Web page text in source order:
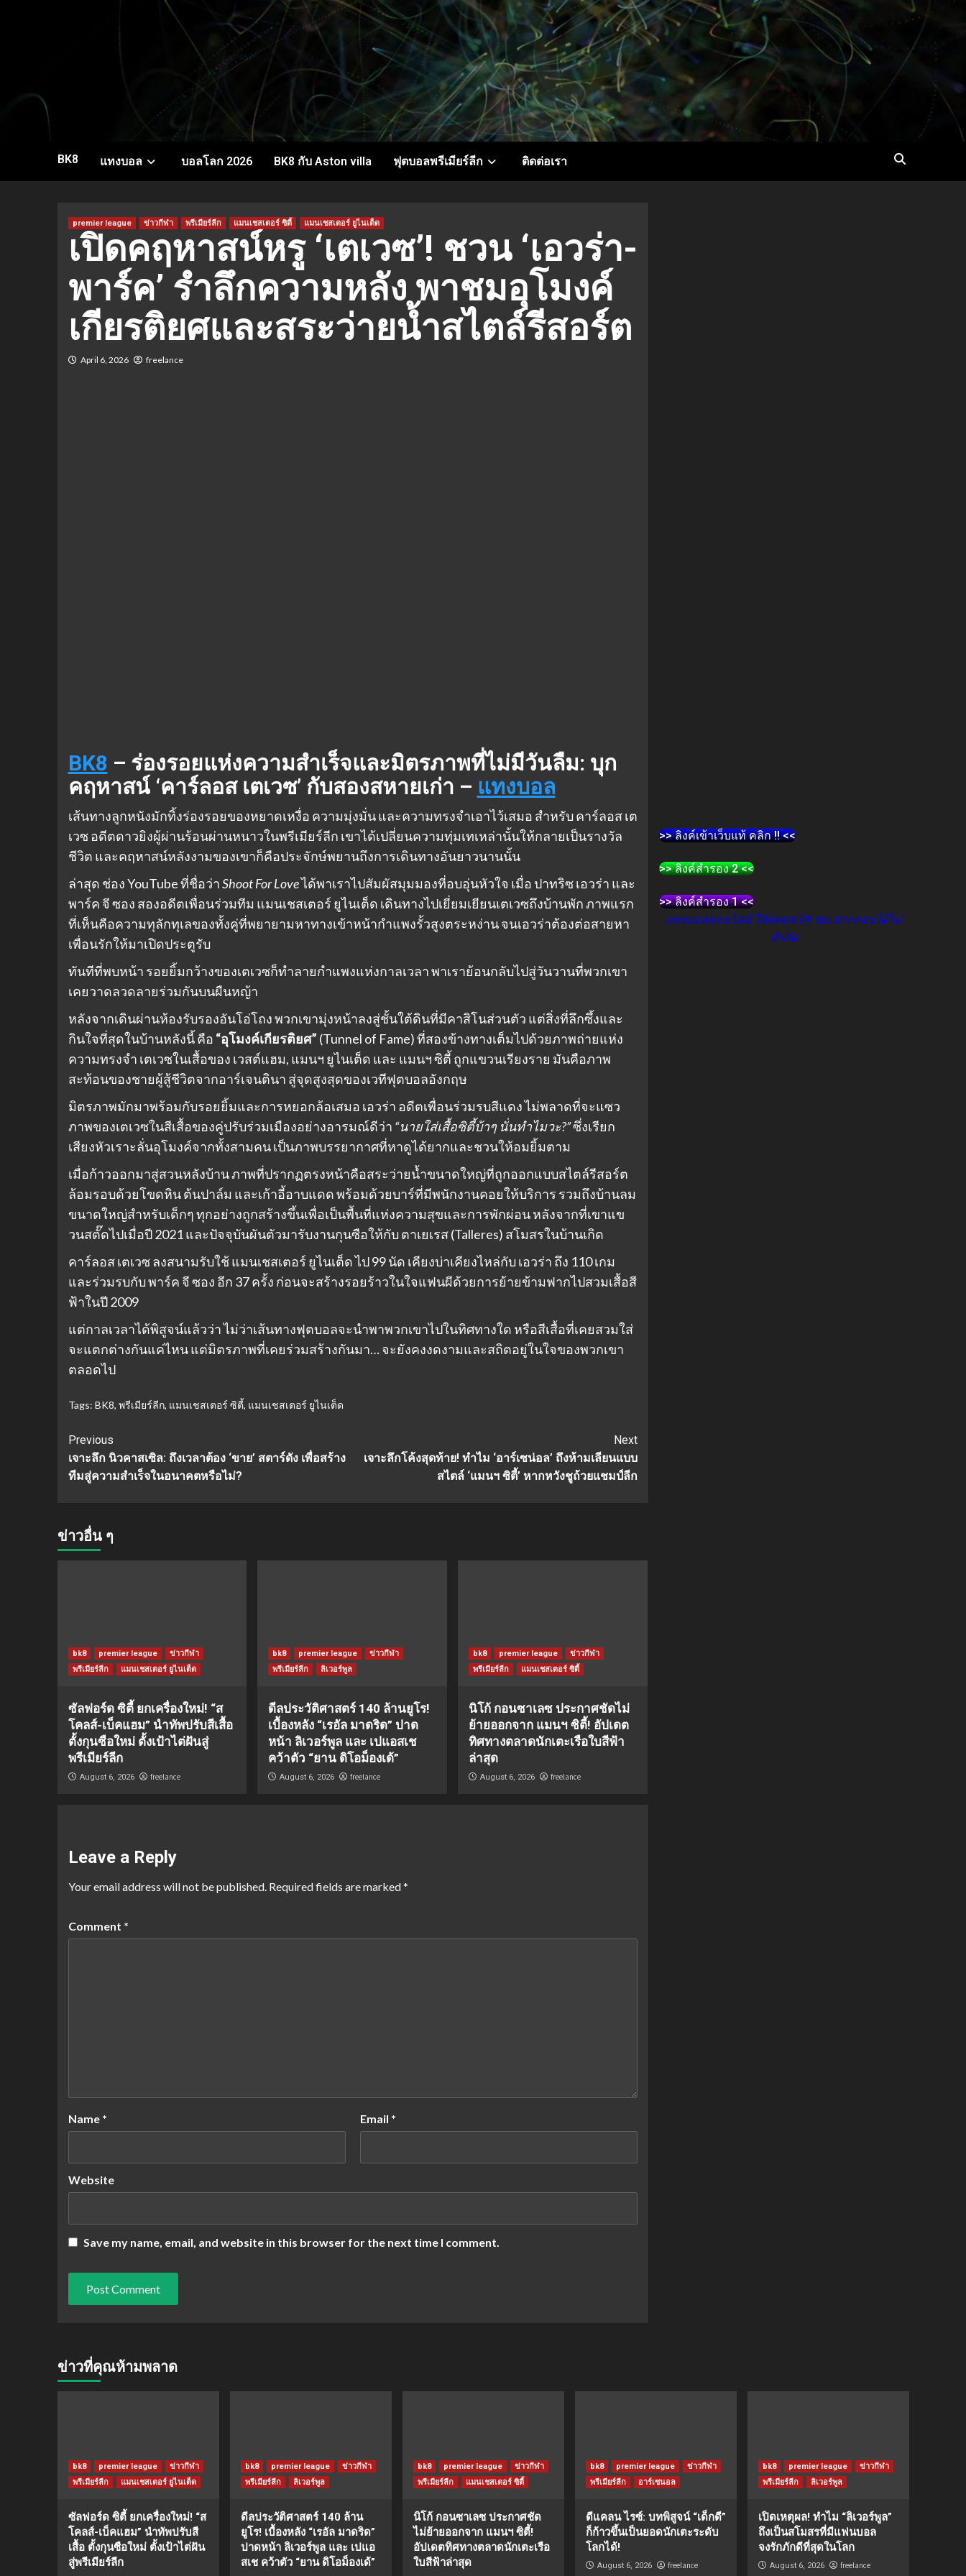
BK8 แทงบอล บอลโลก 2026 BK8 กับ Aston villa ฟุตบอลพรีเมียร์ลีก ติดต่อเรา
premier league ข่าวกีฬา พรีเมียร์ลีก แมนเชสเตอร์ ซิตี้ แมนเชสเตอร์ ยูไนเต็ด
เปิดคฤหาสน์หรู ‘เตเวซ’! ชวน ‘เอวร่า-
พาร์ค’ รำลึกความหลัง พาชมอุโมงค์
เกียรติยศและสระว่ายน้ำสไตล์รีสอร์ต
April 6, 2026 freelance
BK8 – ร่องรอยแห่งความสำเร็จและมิตรภาพที่ไม่มีวันลืม: บุก
คฤหาสน์ ‘คาร์ลอส เตเวซ’ กับสองสหายเก่า – แทงบอล
เส้นทางลูกหนังมักทิ้งร่องรอยของหยาดเหงื่อ ความมุ่งมั่น และความทรงจำเอาไว้เสมอ สำหรับ คาร์ลอส เต
เวซ อดีตดาวยิงผู้ผ่านร้อนผ่านหนาวในพรีเมียร์ลีก เขาได้เปลี่ยนความทุ่มเทเหล่านั้นให้กลายเป็นรางวัล
ชีวิต และคฤหาสน์หลังงามของเขาก็คือประจักษ์พยานถึงการเดินทางอันยาวนานนั้น
ล่าสุด ช่อง YouTube ที่ชื่อว่าShoot For Loveได้พาเราไปสัมผัสมุมมองที่อบอุ่นหัวใจ เมื่อ ปาทริซ เอวร่า และ
พาร์ค จี ซอง สองอดีตเพื่อนร่วมทีม แมนเชสเตอร์ ยูไนเต็ด เดินทางไปเยี่ยมเยียนเตเวซถึงบ้านพัก ภาพแรก
ที่เห็นคือความทุลักทุเลของทั้งคู่ที่พยายามหาทางเข้าหน้ากำแพงรั้วสูงตระหง่าน จนเอวร่าต้องต่อสายหา
เพื่อนรักให้มาเปิดประตูรับ
ทันทีที่พบหน้า รอยยิ้มกว้างของเตเวซก็ทำลายกำแพงแห่งกาลเวลา พาเราย้อนกลับไปสู่วันวานที่พวกเขา
เคยวาดลวดลายร่วมกันบนผืนหญ้า
หลังจากเดินผ่านห้องรับรองอันโอ่โถง พวกเขามุ่งหน้าลงสู่ชั้นใต้ดินที่มีคาสิโนส่วนตัว แต่สิ่งที่ลึกซึ้งและ
กินใจที่สุดในบ้านหลังนี้ คือ “อุโมงค์เกียรติยศ” (Tunnel of Fame) ที่สองข้างทางเต็มไปด้วยภาพถ่ายแห่ง
ความทรงจำ เตเวซในเสื้อของ เวสต์แฮม, แมนฯ ยูไนเต็ด และ แมนฯ ซิตี้ ถูกแขวนเรียงราย มันคือภาพ
สะท้อนของชายผู้สู้ชีวิตจากอาร์เจนตินา สู่จุดสูงสุดของเวทีฟุตบอลอังกฤษ
มิตรภาพมักมาพร้อมกับรอยยิ้มและการหยอกล้อเสมอ เอวร่า อดีตเพื่อนร่วมรบสีแดง ไม่พลาดที่จะแซว
ภาพของเตเวซในสีเสื้อของคู่ปรับร่วมเมืองอย่างอารมณ์ดีว่า “นายใส่เสื้อซิตี้บ้าๆ นั่นทำไมวะ?”ซึ่งเรียก
เสียงหัวเราะลั่นอุโมงค์จากทั้งสามคน เป็นภาพบรรยากาศที่หาดูได้ยากและชวนให้อมยิ้มตาม
เมื่อก้าวออกมาสู่สวนหลังบ้าน ภาพที่ปรากฏตรงหน้าคือสระว่ายน้ำขนาดใหญ่ที่ถูกออกแบบสไตล์รีสอร์ต
ล้อมรอบด้วยโขดหิน ต้นปาล์ม และเก้าอี้อาบแดด พร้อมด้วยบาร์ที่มีพนักงานคอยให้บริการ รวมถึงบ้านลม
ขนาดใหญ่สำหรับเด็กๆ ทุกอย่างถูกสร้างขึ้นเพื่อเป็นพื้นที่แห่งความสุขและการพักผ่อน หลังจากที่เขาแข
วนสตั๊ดไปเมื่อปี 2021 และปัจจุบันผันตัวมารับงานกุนซือให้กับ ตาเยเรส (Talleres) สโมสรในบ้านเกิด
คาร์ลอส เตเวซ ลงสนามรับใช้ แมนเชสเตอร์ ยูไนเต็ด ไป 99 นัด เคียงบ่าเคียงไหล่กับ เอวร่า ถึง 110 เกม
และร่วมรบกับ พาร์ค จี ซอง อีก 37 ครั้ง ก่อนจะสร้างรอยร้าวในใจแฟนผีด้วยการย้ายข้ามฟากไปสวมเสื้อสี
ฟ้าในปี 2009
แต่กาลเวลาได้พิสูจน์แล้วว่า ไม่ว่าเส้นทางฟุตบอลจะนำพาพวกเขาไปในทิศทางใด หรือสีเสื้อที่เคยสวมใส่
จะแตกต่างกันแค่ไหน แต่มิตรภาพที่เคยร่วมสร้างกันมา… จะยังคงงดงามและสถิตอยู่ในใจของพวกเขา
ตลอดไป
Tags: BK8, พรีเมียร์ลีก, แมนเชสเตอร์ ซิตี้, แมนเชสเตอร์ ยูไนเต็ด
Continue
Reading
Previous
เจาะลึก นิวคาสเซิล: ถึงเวลาต้อง ‘ขาย’ สตาร์ดัง เพื่อสร้าง
ทีมสู่ความสำเร็จในอนาคตหรือไม่?
Next
เจาะลึกโค้งสุดท้าย! ทำไม ‘อาร์เซน่อล’ ถึงห้ามเลียนแบบ
สไตล์ ‘แมนฯ ซิตี้’ หากหวังชูถ้วยแชมป์ลีก
ข่าวอื่น ๆ
bk8 premier league
ข่าวกีฬา
พรีเมียร์ลีก
แมนเชสเตอร์ ยูไนเต็ด
ซัลฟอร์ด ซิตี้ ยกเครื่องใหม่! “ส
โคลส์-เบ็คแฮม” นำทัพปรับสีเสื้อ
ตั้งกุนซือใหม่ ตั้งเป้าไต่ฝันสู่
พรีเมียร์ลีก
August 6, 2026 freelance
bk8 premier league
ข่าวกีฬา
พรีเมียร์ลีก
ลิเวอร์พูล
ดีลประวัติศาสตร์ 140 ล้านยูโร!
เบื้องหลัง “เรอัล มาดริด” ปาด
หน้า ลิเวอร์พูล และ เปแอสเช
คว้าตัว “ยาน ดิโอม็องเด้”
August 6, 2026 freelance
bk8 premier league
ข่าวกีฬา
พรีเมียร์ลีก
แมนเชสเตอร์ ซิตี้
นิโก้ กอนซาเลซ ประกาศชัดไม่
ย้ายออกจาก แมนฯ ซิตี้! อัปเดต
ทิศทางตลาดนักเตะเรือใบสีฟ้า
ล่าสุด
August 6, 2026 freelance
Leave a Reply
Your email address will not be published. Required fields are marked*
Comment *
Name * Email *
Website
Save my name, email, and website in this browser for the next time I comment.
>> ลิงค์เข้าเว็บแท้ คลิก !! <<
>> ลิงค์สำรอง 2 <<
>> ลิงค์สำรอง 1 <<
แทงบอลออนไลน์ ได้ตลอด 24 ชม ฝากถอนได้ไม่
จำกัด
ข่าวที่คุณห้ามพลาด
bk8 premier league
ข่าวกีฬา
พรีเมียร์ลีก
แมนเชสเตอร์ ยูไนเต็ด
ซัลฟอร์ด ซิตี้ ยกเครื่องใหม่! “ส
โคลส์-เบ็คแฮม” นำทัพปรับสี
เสื้อ ตั้งกุนซือใหม่ ตั้งเป้าไต่ฝัน
สู่พรีเมียร์ลีก
bk8 premier league
ข่าวกีฬา
พรีเมียร์ลีก
ลิเวอร์พูล
ดีลประวัติศาสตร์ 140 ล้าน
ยูโร! เบื้องหลัง “เรอัล มาดริด”
ปาดหน้า ลิเวอร์พูล และ เปแอ
สเช คว้าตัว “ยาน ดิโอม็องเด้”
bk8 premier league
ข่าวกีฬา
พรีเมียร์ลีก
แมนเชสเตอร์ ซิตี้
นิโก้ กอนซาเลซ ประกาศชัด
ไม่ย้ายออกจาก แมนฯ ซิตี้!
อัปเดตทิศทางตลาดนักเตะเรือ
ใบสีฟ้าล่าสุด
bk8 premier league
ข่าวกีฬา
พรีเมียร์ลีก
อาร์เซนอล
ดีแคลน ไรซ์: บทพิสูจน์ “เด็กดี”
ก็ก้าวขึ้นเป็นยอดนักเตะระดับ
โลกได้!
August 6, 2026 freelance
bk8 premier league
ข่าวกีฬา
พรีเมียร์ลีก
ลิเวอร์พูล
เปิดเหตุผล! ทำไม “ลิเวอร์พูล”
ถึงเป็นสโมสรที่มีแฟนบอล
จงรักภักดีที่สุดในโลก
August 6, 2026 freelance